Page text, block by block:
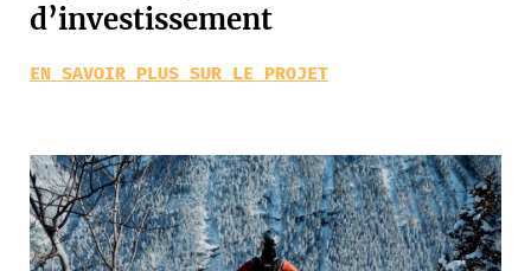
d’investissement
EN SAVOIR PLUS SUR LE PROJET